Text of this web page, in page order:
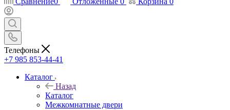
Телефоны
+7 985 853-44-41
Каталог
Назад
Каталог
Межкомнатные двери